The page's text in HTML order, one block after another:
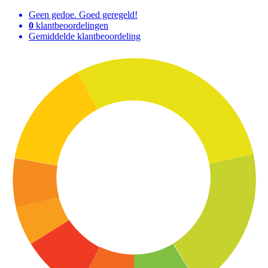
Geen gedoe. Goed geregeld!
0 klantbeoordelingen
Gemiddelde klantbeoordeling